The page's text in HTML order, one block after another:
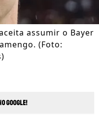
assumir o Bayer
(Foto:
Google!